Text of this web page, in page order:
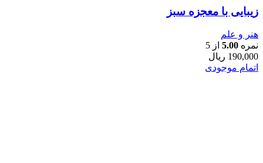
زیبایی با معجزه سبز
هنر و علم
نمره 5.00 از 5
190,000 ریال
اتمام موجودی